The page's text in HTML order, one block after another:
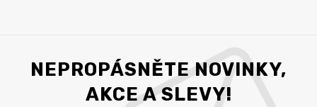
NEPROPÁSNĚTE NOVINKY,
AKCE A SLEVY!